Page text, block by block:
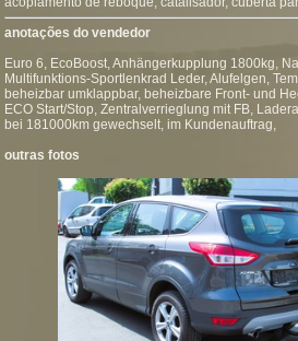
anotações do vendedor
Euro 6, EcoBoost, Anhängerkupplung 1800kg,
Multifunktions-Sportlenkrad Leder, Alufelgen,
beheizbar umklappbar, beheizbare Front- und
ECO Start/Stop, Zentralverrieglung mit FB,
bei 181000km gewechselt, im Kundenauftrag,
outras fotos